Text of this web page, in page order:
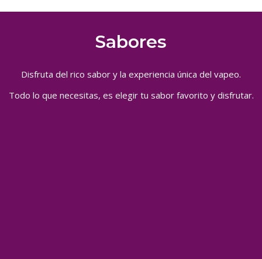
Sabores
Disfruta del rico sabor y la experiencia única del vapeo.
Todo lo que necesitas, es elegir tu sabor favorito y disfrutar.